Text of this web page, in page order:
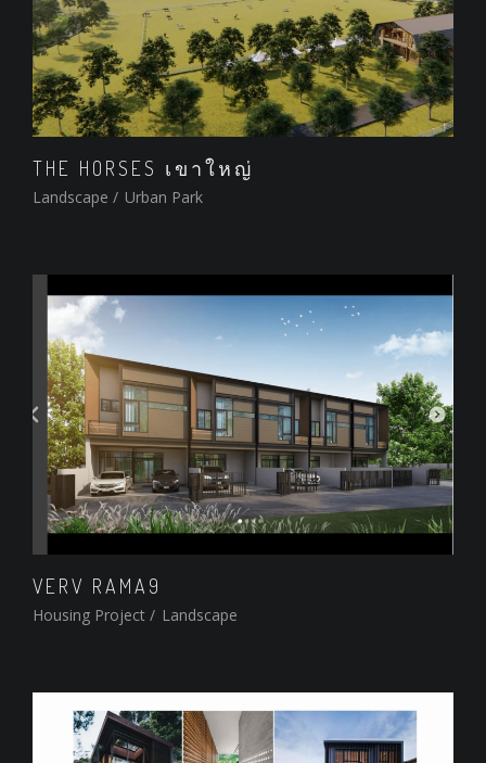
THE HORSES เขาใหญ่
Landscape / Urban Park
VERV RAMA9
Housing Project / Landscape